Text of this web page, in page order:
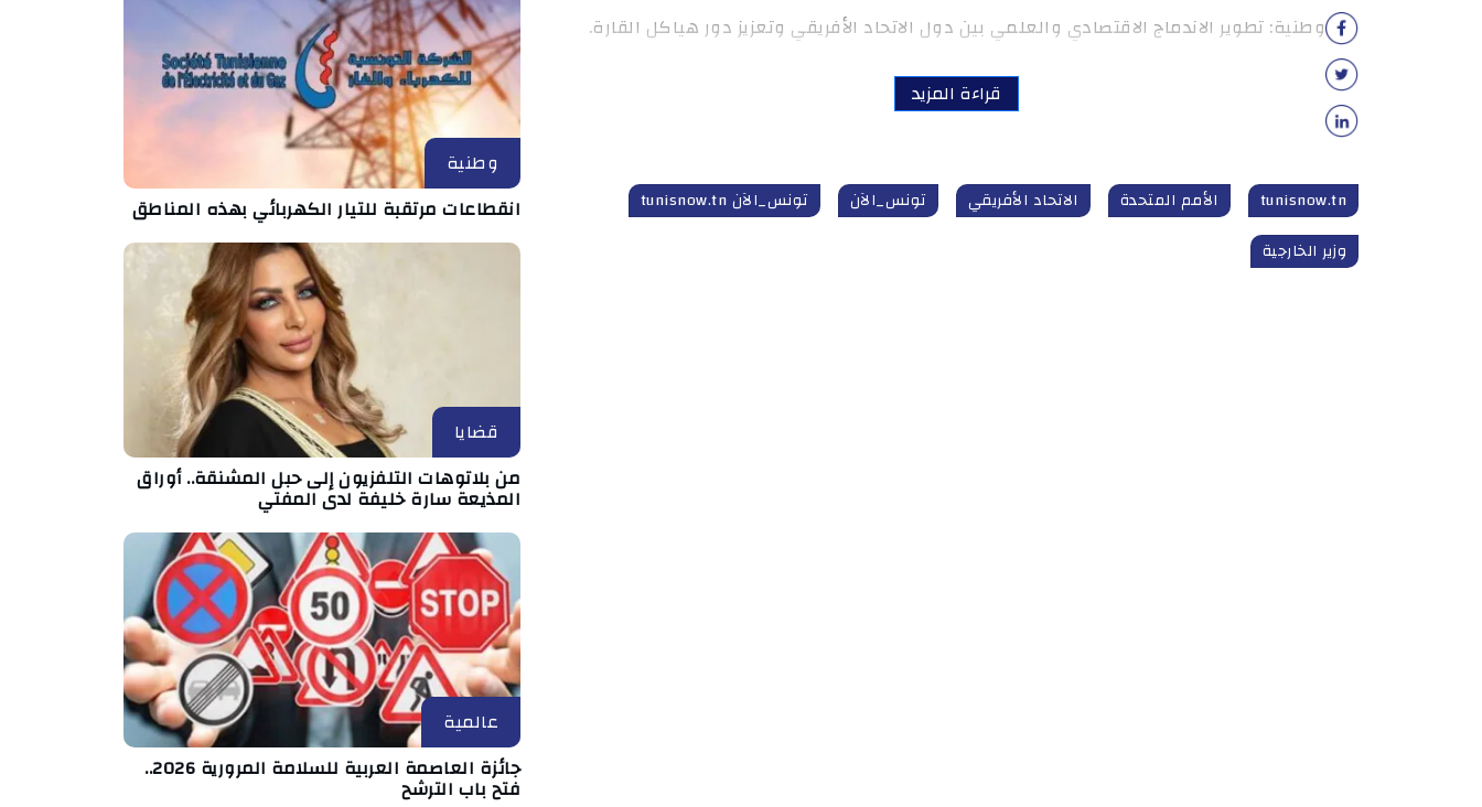
وطنية: تطوير الاندماج الاقتصادي والعلمي بين دول الاتحاد الأفريقي وتعزيز دور هياكل القارة.
قراءة المزيد
tunisnow.tn الأمم المتحدة الاتحاد الأفريقي تونس_الآن
تونس_الآن tunisnow.tn
وزير الخارجية
وطنية
انقطاعات مرتقبة للتيار الكهربائي بهذه المناطق
قضايا
من بلاتوهات التلفزيون إلى حبل المشنقة.. أوراق
المذيعة سارة خليفة لدى المفتي
عالمية
جائزة العاصمة العربية للسلامة المرورية 2026..
فتح باب الترشح